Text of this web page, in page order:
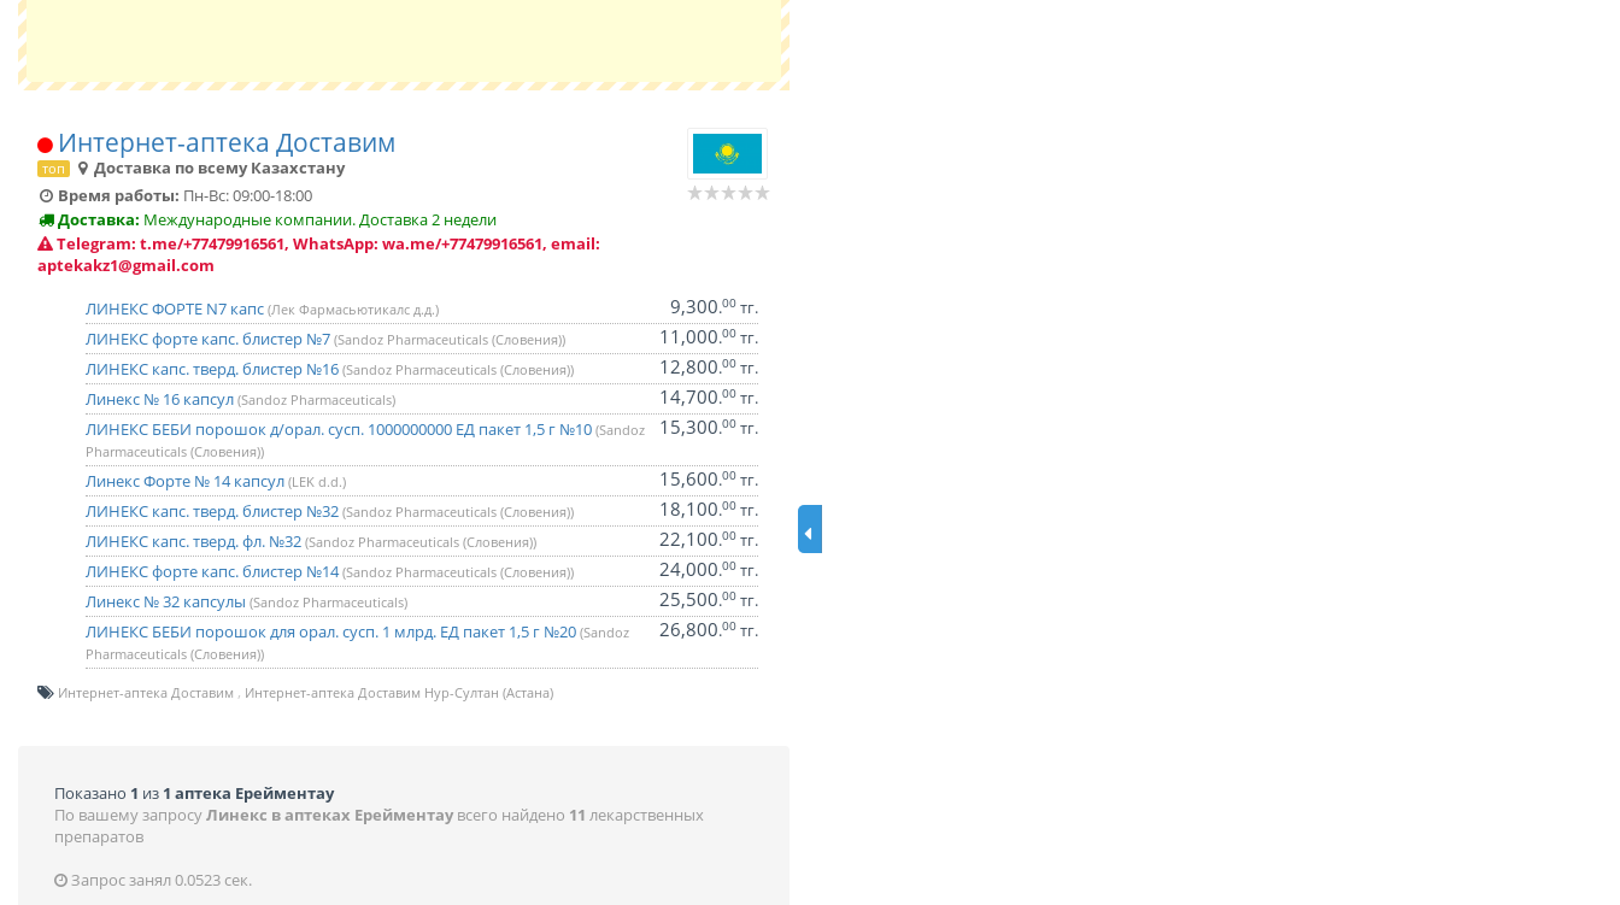
Интернет-аптека Доставим
топ
Доставка по всему Казахстану
Время работы: Пн-Вс: 09:00-18:00
Доставка: Международные компании. Доставка 2 недели
Telegram: t.me/+77479916561, WhatsApp: wa.me/+77479916561, email:
aptekakz1@gmail.com
ЛИНЕКС ФОРТЕ N7 капс (Лек Фармасьютикалс д.д.) 9,300.00тг.
ЛИНЕКС форте капс. блистер №7 (Sandoz Pharmaceuticals (Словения)) 11,000.00тг.
ЛИНЕКС капс. тверд. блистер №16 (Sandoz Pharmaceuticals (Словения)) 12,800.00тг.
Линекс № 16 капсул (Sandoz Pharmaceuticals) 14,700.00тг.
ЛИНЕКС БЕБИ порошок д/орал. сусп. 1000000000 ЕД пакет 1,5 г №10 (Sandoz
Pharmaceuticals (Словения))
15,300.00тг.
Линекс Форте № 14 капсул (LEK d.d.) 15,600.00тг.
ЛИНЕКС капс. тверд. блистер №32 (Sandoz Pharmaceuticals (Словения)) 18,100.00тг.
ЛИНЕКС капс. тверд. фл. №32 (Sandoz Pharmaceuticals (Словения)) 22,100.00тг.
ЛИНЕКС форте капс. блистер №14(Sandoz Pharmaceuticals (Словения)) 24,000.00тг.
Линекс № 32 капсулы (Sandoz Pharmaceuticals) 25,500.00тг.
ЛИНЕКС БЕБИ порошок для орал. сусп. 1 млрд. ЕД пакет 1,5 г №20 (Sandoz
Pharmaceuticals (Словения))
26,800.00тг.
Интернет-аптека Доставим Интернет-аптека Доставим Нур-Султан (Астана)
Показано 1 из 1 аптека Ерейментау
По вашему запросуЛинекс в аптеках Ерейментау всего найдено 11 лекарственных
препаратов
Запрос занял 0.0523 сек.